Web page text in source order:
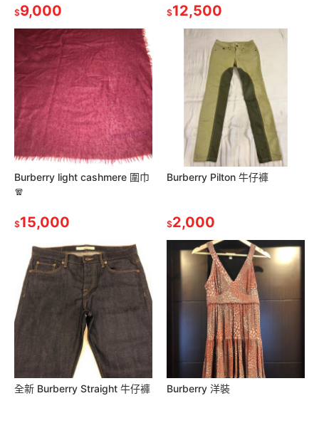
$9,000 $12,500
Burberry light cashmere 圍巾
🧣
$15,000
Burberry Pilton 牛仔褲
$2,000
全新 Burberry Straight 牛仔褲 Burberry 洋裝